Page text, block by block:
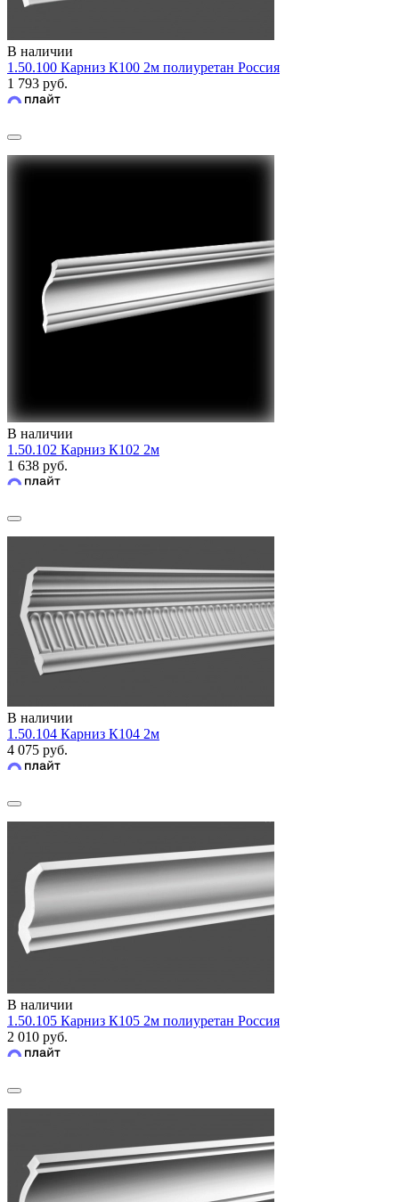
В наличии
1.50.100 Карниз К100 2м полиуретан Россия
1 793 руб.
В наличии
1.50.102 Карниз К102 2м
1 638 руб.
В наличии
1.50.104 Карниз К104 2м
4 075 руб.
В наличии
1.50.105 Карниз К105 2м полиуретан Россия
2 010 руб.